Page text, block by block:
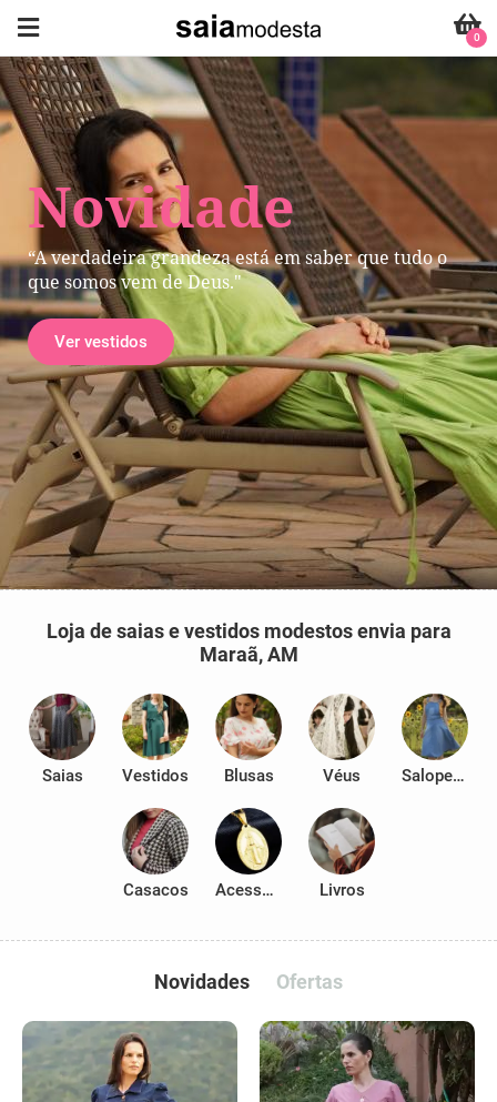
Novidade
“A verdadeira grandeza está em saber que tudo o
que somos vem de Deus."
Ver vestidos
0
Loja de saias e vestidos modestos envia para
Maraã, AM
Saias Vestidos Blusas Véus Salopetes
Casacos Acessórios Livros
Novidades Ofertas